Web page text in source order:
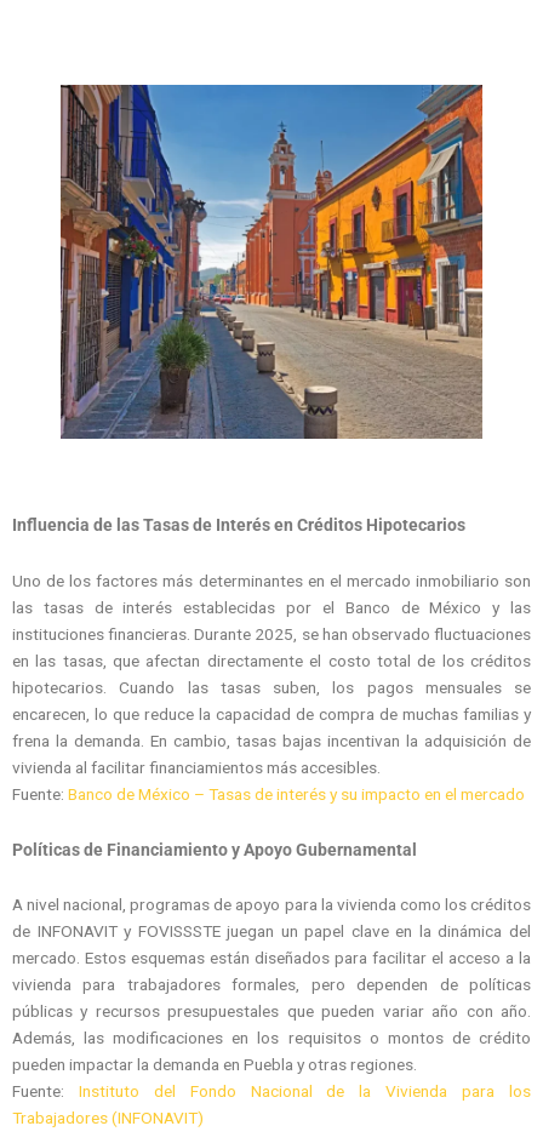
Influencia de las Tasas de Interés en Créditos Hipotecarios
Uno de los factores más determinantes en el mercado inmobiliario son
las tasas de interés establecidas por el Banco de México y las
instituciones financieras. Durante 2025, se han observado fluctuaciones
en las tasas, que afectan directamente el costo total de los créditos
hipotecarios. Cuando las tasas suben, los pagos mensuales se
encarecen, lo que reduce la capacidad de compra de muchas familias y
frena la demanda. En cambio, tasas bajas incentivan la adquisición de
vivienda al facilitar financiamientos más accesibles.
Fuente: Banco de México – Tasas de interés y su impacto en el mercado
Políticas de Financiamiento y Apoyo Gubernamental
A nivel nacional, programas de apoyo para la vivienda como los créditos
de INFONAVIT y FOVISSSTE juegan un papel clave en la dinámica del
mercado. Estos esquemas están diseñados para facilitar el acceso a la
vivienda para trabajadores formales, pero dependen de políticas
públicas y recursos presupuestales que pueden variar año con año.
Además, las modificaciones en los requisitos o montos de crédito
pueden impactar la demanda en Puebla y otras regiones.
Fuente: Instituto del Fondo Nacional de la Vivienda para los
Trabajadores (INFONAVIT)